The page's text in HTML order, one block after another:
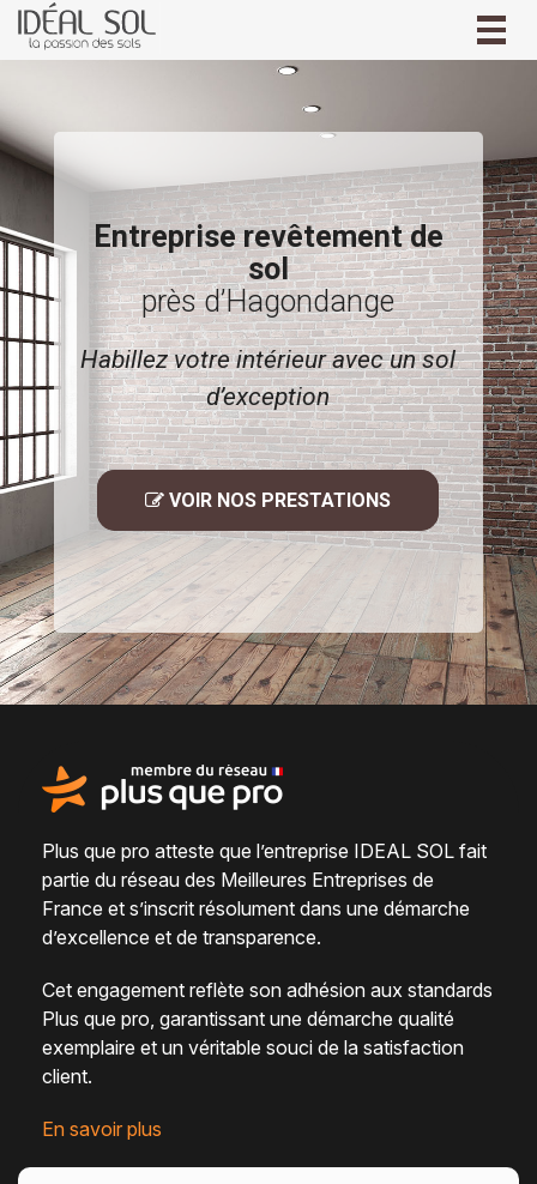
Entreprise revêtement de
sol
près d’Hagondange
Habillez votre intérieur avec un sol
d’exception
 VOIR NOS PRESTATIONS
Plus que pro atteste que l’entreprise IDEAL SOL fait
partie du réseau des Meilleures Entreprises de
France et s’inscrit résolument dans une démarche
d’excellence et de transparence.
Cet engagement reflète son adhésion aux standards
Plus que pro, garantissant une démarche qualité
exemplaire et un véritable souci de la satisfaction
client.
En savoir plus